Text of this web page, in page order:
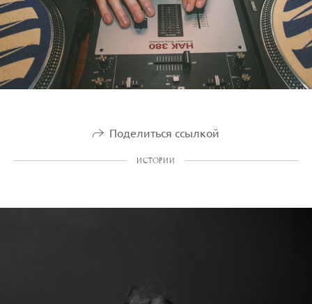
Поделиться ссылкой
ИСТОРИИ